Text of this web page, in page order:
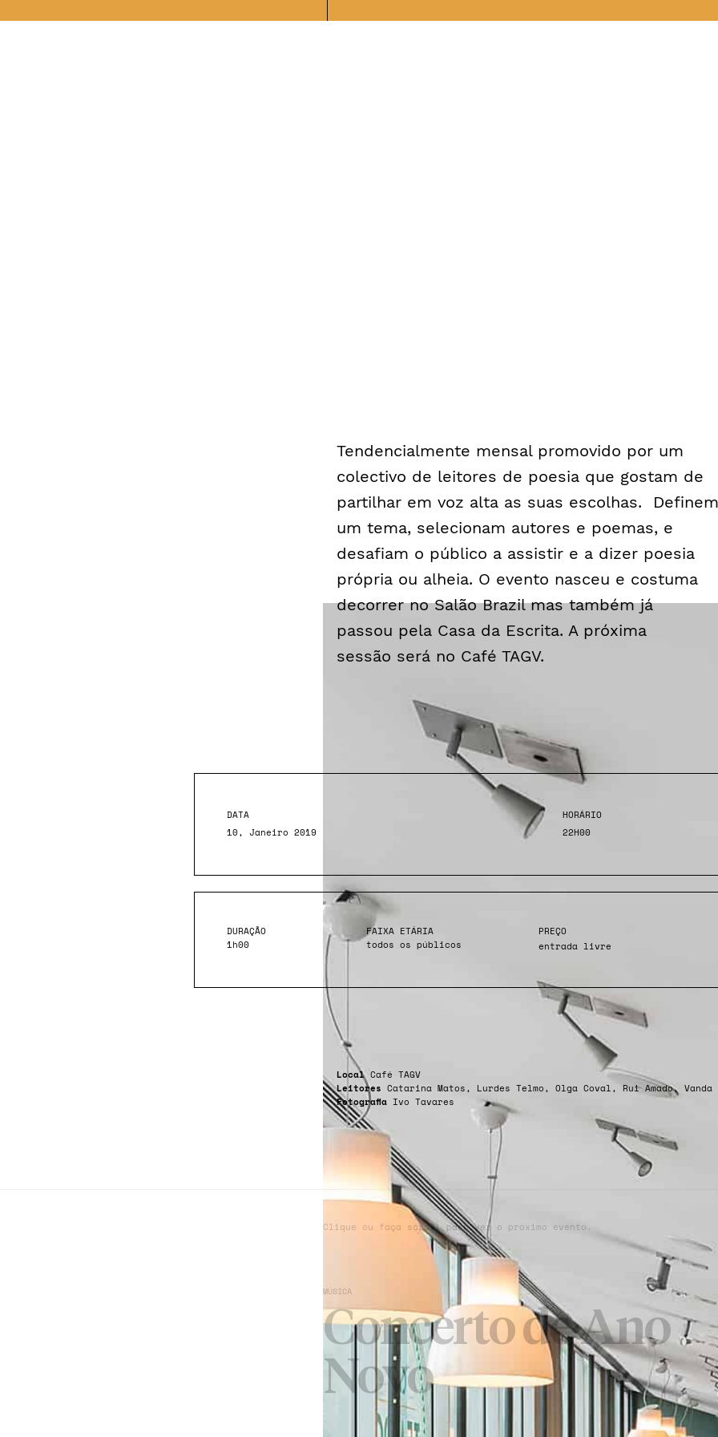
Tendencialmente mensal promovido por um
colectivo de leitores de poesia que gostam de
partilhar em voz alta as suas escolhas. Definem
um tema, selecionam autores e poemas, e
desafiam o público a assistir e a dizer poesia
própria ou alheia. O evento nasceu e costuma
decorrer no Salão Brazil mas também já
passou pela Casa da Escrita. A próxima
sessão será no Café TAGV.
DATA
10, Janeiro 2019
HORÁRIO
22H00
DURAÇÃO
1h00
FAIXA ETÁRIA
todos os públicos
PREÇO
entrada livre
LocalCafé TAGV
Leitores Catarina Matos, Lurdes Telmo, Olga Coval, Rui Amado, Vanda
Fotografia Ivo Tavares
Clique ou faça scroll para ver o próximo evento.
MÚSICA
Concerto de Ano
Novo